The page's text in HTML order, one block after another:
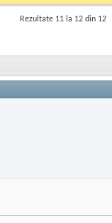
Rezultate 11 la 12 din 12